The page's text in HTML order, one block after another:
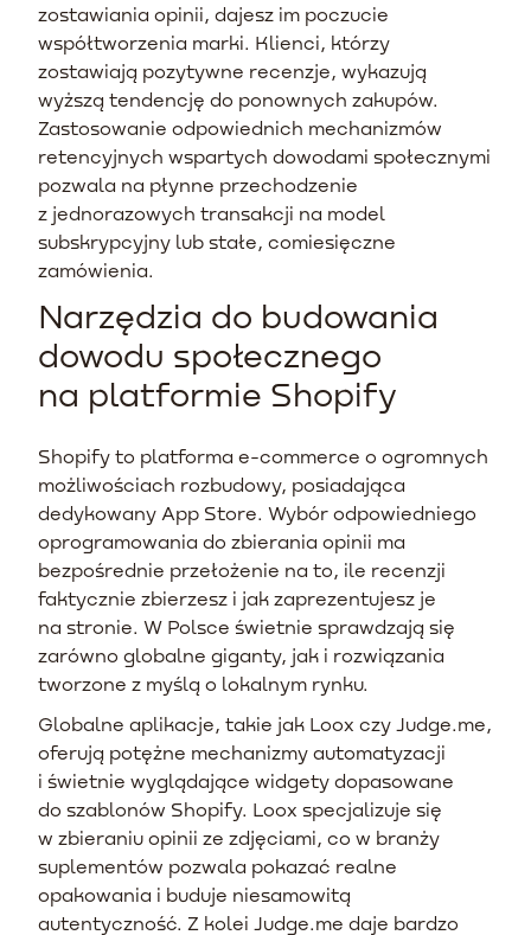
zostawiania opinii, dajesz im poczucie
współtworzenia marki. Klienci, którzy
zostawiają pozytywne recenzje, wykazują
wyższą tendencję do ponownych zakupów.
Zastosowanie odpowiednich mechanizmów
retencyjnych wspartych dowodami społecznymi
pozwala na płynne przechodzenie
z jednorazowych transakcji na model
subskrypcyjny lub stałe, comiesięczne
zamówienia.
Narzędzia do budowania
dowodu społecznego
na platformie Shopify
Shopify to platforma e-commerce o ogromnych
możliwościach rozbudowy, posiadająca
dedykowany App Store. Wybór odpowiedniego
oprogramowania do zbierania opinii ma
bezpośrednie przełożenie na to, ile recenzji
faktycznie zbierzesz i jak zaprezentujesz je
na stronie. W Polsce świetnie sprawdzają się
zarówno globalne giganty, jak i rozwiązania
tworzone z myślą o lokalnym rynku.
Globalne aplikacje, takie jak Loox czy Judge.me,
oferują potężne mechanizmy automatyzacji
i świetnie wyglądające widgety dopasowane
do szablonów Shopify. Loox specjalizuje się
w zbieraniu opinii ze zdjęciami, co w branży
suplementów pozwala pokazać realne
opakowania i buduje niesamowitą
autentyczność. Z kolei Judge.me daje bardzo